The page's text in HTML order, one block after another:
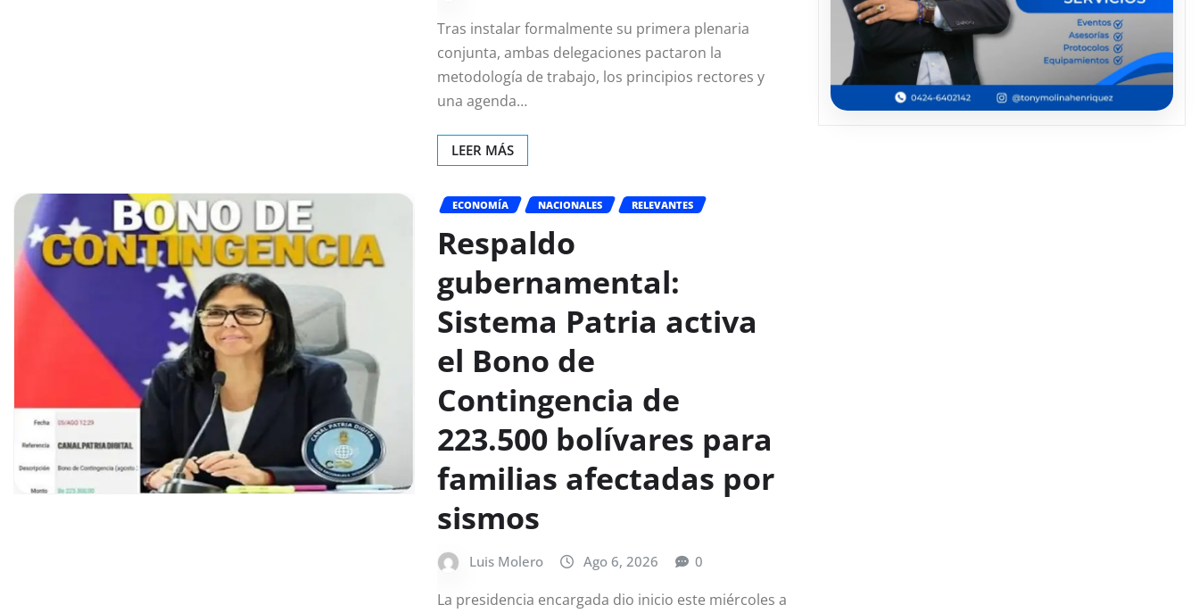
Tras instalar formalmente su primera plenaria
conjunta, ambas delegaciones pactaron la
metodología de trabajo, los principios rectores y
una agenda…
LEER MÁS
ECONOMÍA NACIONALES RELEVANTES
Respaldo
gubernamental:
Sistema Patria activa
el Bono de
Contingencia de
223.500 bolívares para
familias afectadas por
sismos
Luis Molero Ago 6, 2026 0
La presidencia encargada dio inicio este miércoles a